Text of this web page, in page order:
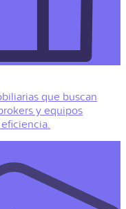
que buscan
y equipos